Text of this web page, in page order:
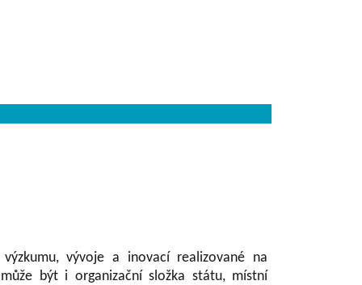
vývoje a inovací realizované na
být i organizační složka státu, místní